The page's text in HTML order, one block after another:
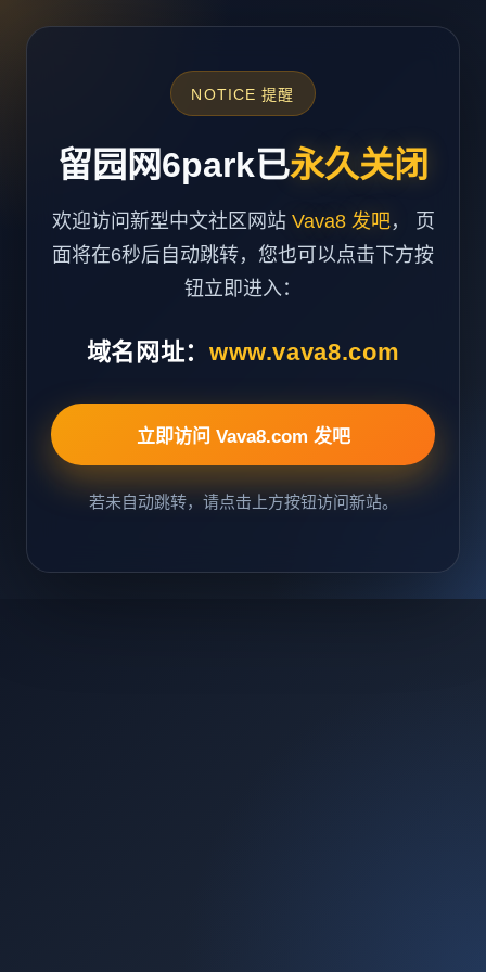
NOTICE 提醒
留园网6park已永久关闭
欢迎访问新型中文社区网站 Vava8 发吧， 页
面将在6秒后自动跳转，您也可以点击下方按
钮立即进入：
域名网址： www.vava8.com
立即访问 Vava8.com 发吧
若未自动跳转，请点击上方按钮访问新站。